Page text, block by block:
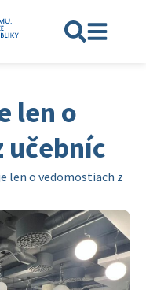
len o
učebníc
len o vedomostiach z